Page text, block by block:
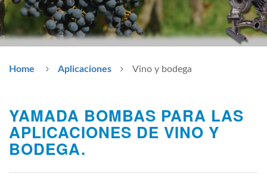
Home Aplicaciones Vino y bodega
YAMADA BOMBAS PARA LAS
APLICACIONES DE VINO Y
BODEGA.